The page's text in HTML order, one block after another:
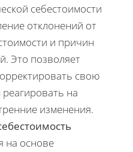
себестоимости
отклонений от
и причин
Это позволяет
свою
на
изменения.
на основе